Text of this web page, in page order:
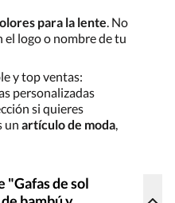
para la lente. No
el logo o nombre de tu
y top ventas:
personalizadas
si quieres
un artículo de moda,
"Gafas de sol